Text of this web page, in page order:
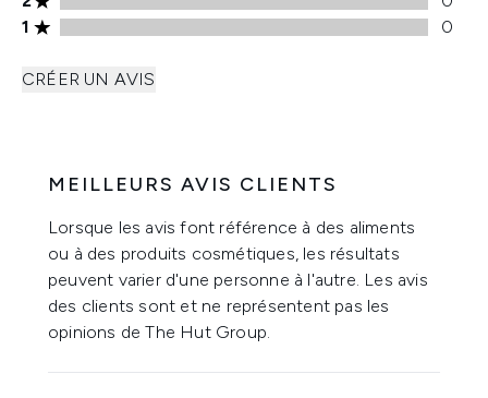
Note de 1 étoiles 0 avis
1 0
CRÉER UN AVIS
MEILLEURS AVIS CLIENTS
Lorsque les avis font référence à des aliments
ou à des produits cosmétiques, les résultats
peuvent varier d'une personne à l'autre. Les avis
des clients sont et ne représentent pas les
opinions de The Hut Group.